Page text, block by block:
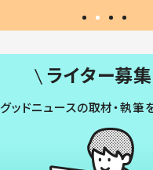
ライター募集
ッドニュースの取材・執筆